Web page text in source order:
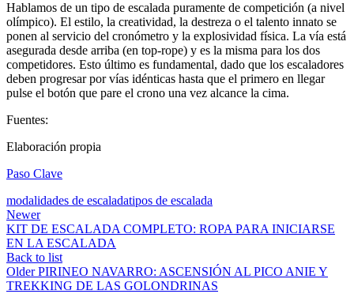
Hablamos de un tipo de escalada puramente de competición (a nivel
olímpico). El estilo, la creatividad, la destreza o el talento innato se
ponen al servicio del cronómetro y la explosividad física. La vía está
asegurada desde arriba (en top-rope) y es la misma para los dos
competidores. Esto último es fundamental, dado que los escaladores
deben progresar por vías idénticas hasta que el primero en llegar
pulse el botón que pare el crono una vez alcance la cima.
Fuentes:
Elaboración propia
Paso Clave
modalidades de escaladatipos de escalada
Newer
KIT DE ESCALADA COMPLETO: ROPA PARA INICIARSE
EN LA ESCALADA
Back to list
Older PIRINEO NAVARRO: ASCENSIÓN AL PICO ANIE Y
TREKKING DE LAS GOLONDRINAS